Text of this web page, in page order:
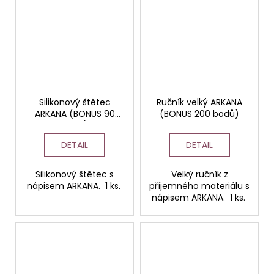
Silikonový štětec
ARKANA (BONUS 90
DETAIL
Silikonový štětec s
nápisem ARKANA. 1 ks.
Ručník velký ARKANA
(BONUS 200 bodů)
DETAIL
Velký ručník z
příjemného materiálu s
nápisem ARKANA. 1 ks.